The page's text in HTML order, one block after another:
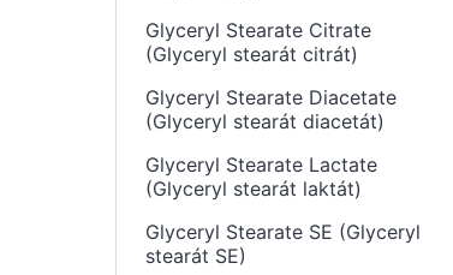
Glyceryl Stearate Citrate
(Glyceryl stearát citrát)
Glyceryl Stearate Diacetate
(Glyceryl stearát diacetát)
Glyceryl Stearate Lactate
(Glyceryl stearát laktát)
Glyceryl Stearate SE (Glyceryl
stearát SE)